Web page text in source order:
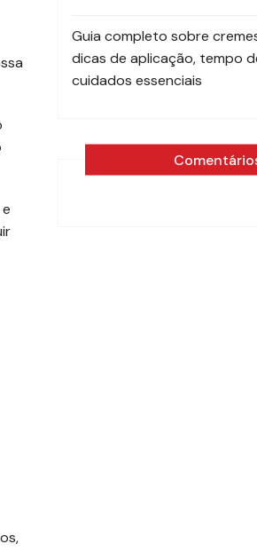
Guia completo sobre
dicas de aplicação, tempo
cuidados essenciais